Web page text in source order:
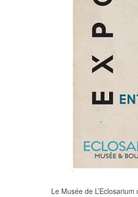
Le Musée de